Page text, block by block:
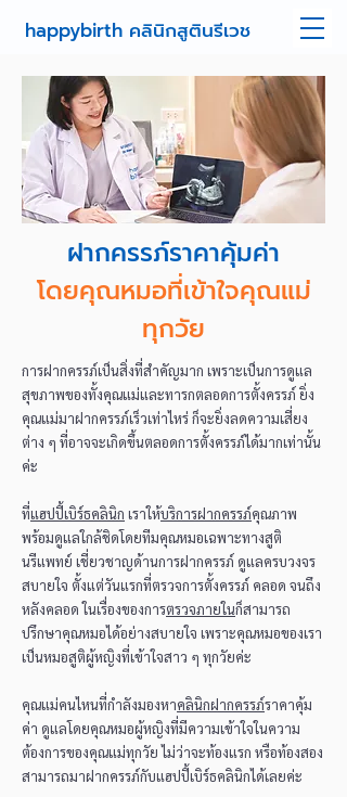
happybirth คลินิกสูตินรีเวช
ฝากครรภ์ราคาคุ้มค่า
โดยคุณหมอที่เข้าใจคุณแม่
ทุกวัย
การฝากครรภ์เป็นสิ่งที่สำคัญมาก เพราะเป็นการดูแล
สุขภาพของทั้งคุณแม่และทารกตลอดการตั้งครรภ์ ยิ่ง
คุณแม่มาฝากครรภ์เร็วเท่าไหร่ ก็จะยิ่งลดความเสี่ยง
ต่าง ๆ ที่อาจจะเกิดขึ้นตลอดการตั้งครรภ์ได้มากเท่านั้น
ค่ะ
ที่แฮปปี้เบิร์ธคลินิก เราให้บริการฝากครรภ์คุณภาพ
พร้อมดูแลใกล้ชิดโดยทีมคุณหมอเฉพาะทางสูติ
นรีแพทย์ เชี่ยวชาญด้านการฝากครรภ์ ดูแลครบวงจร
สบายใจ ตั้งแต่วันแรกที่ตรวจการตั้งครรภ์ คลอด จนถึง
หลังคลอด ในเรื่องของการตรวจภายในก็สามารถ
ปรึกษาคุณหมอได้อย่างสบายใจ เพราะคุณหมอของเรา
เป็นหมอสูติผู้หญิงที่เข้าใจสาว ๆ ทุกวัยค่ะ
คุณแม่คนไหนที่กำลังมองหาคลินิกฝากครรภ์ราคาคุ้ม
ค่า ดูแลโดยคุณหมอผู้หญิงที่มีความเข้าใจในความ
ต้องการของคุณแม่ทุกวัย ไม่ว่าจะท้องแรก หรือท้องสอง
สามารถมาฝากครรภ์กับแฮปปี้เบิร์ธคลินิกได้เลยค่ะ